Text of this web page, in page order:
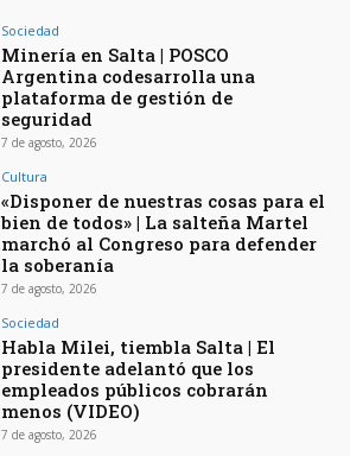
Sociedad
Minería en Salta | POSCO
Argentina codesarrolla una
plataforma de gestión de
seguridad
7 de agosto, 2026
Cultura
«Disponer de nuestras cosas para el
bien de todos» | La salteña Martel
marchó al Congreso para defender
la soberanía
7 de agosto, 2026
Sociedad
Habla Milei, tiembla Salta | El
presidente adelantó que los
empleados públicos cobrarán
menos (VIDEO)
7 de agosto, 2026